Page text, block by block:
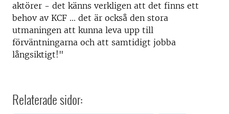
aktörer - det känns verkligen att det finns ett
behov av KCF ... det är också den stora
utmaningen att kunna leva upp till
förväntningarna och att samtidigt jobba
långsiktigt!"
Relaterade sidor: